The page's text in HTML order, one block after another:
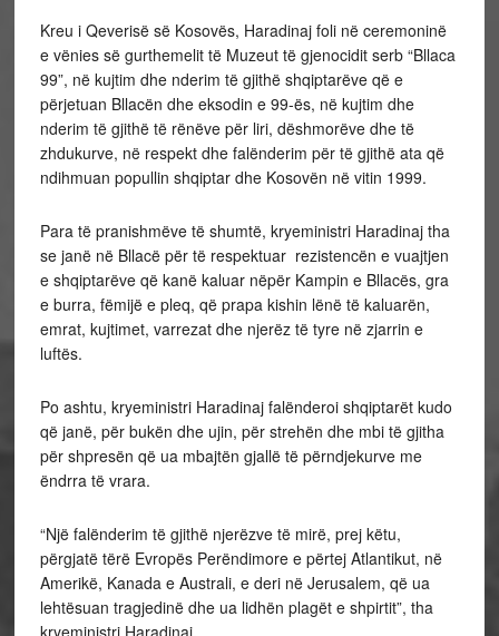
Kreu i Qeverisë së Kosovës, Haradinaj foli në ceremoninë
e vënies së gurthemelit të Muzeut të gjenocidit serb “Bllaca
99”, në kujtim dhe nderim të gjithë shqiptarëve që e
përjetuan Bllacën dhe eksodin e 99-ës, në kujtim dhe
nderim të gjithë të rënëve për liri, dëshmorëve dhe të
zhdukurve, në respekt dhe falënderim për të gjithë ata që
ndihmuan popullin shqiptar dhe Kosovën në vitin 1999.
Para të pranishmëve të shumtë, kryeministri Haradinaj tha
se janë në Bllacë për të respektuar rezistencën e vuajtjen
e shqiptarëve që kanë kaluar nëpër Kampin e Bllacës, gra
e burra, fëmijë e pleq, që prapa kishin lënë të kaluarën,
emrat, kujtimet, varrezat dhe njerëz të tyre në zjarrin e
luftës.
Po ashtu, kryeministri Haradinaj falënderoi shqiptarët kudo
që janë, për bukën dhe ujin, për strehën dhe mbi të gjitha
për shpresën që ua mbajtën gjallë të përndjekurve me
ëndrra të vrara.
“Një falënderim të gjithë njerëzve të mirë, prej këtu,
përgjatë tërë Evropës Perëndimore e përtej Atlantikut, në
Amerikë, Kanada e Australi, e deri në Jerusalem, që ua
lehtësuan tragjedinë dhe ua lidhën plagët e shpirtit”, tha
kryeministri Haradinaj.